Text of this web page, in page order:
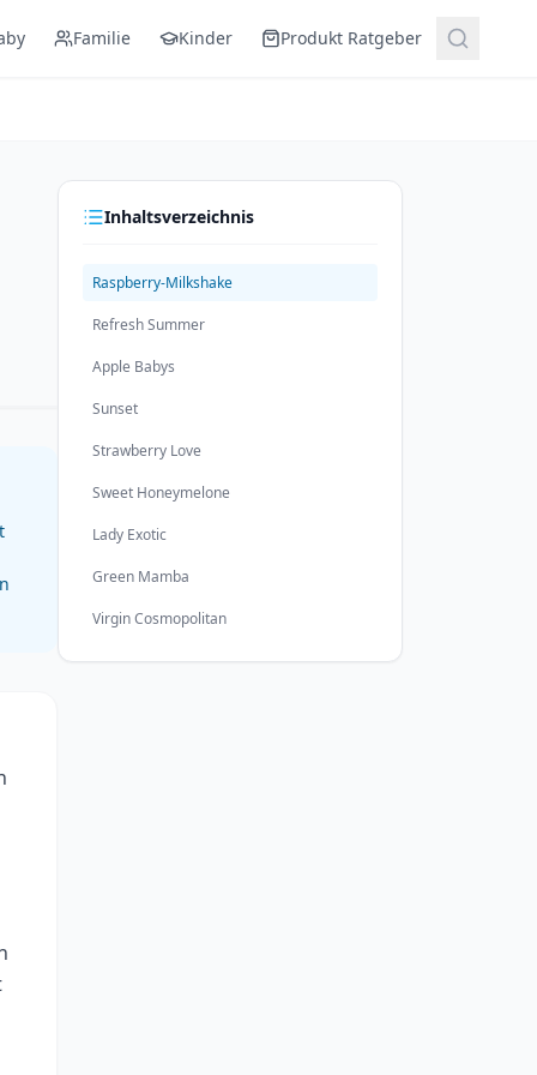
Familie Kinder Produkt Ratgeber
Inhaltsverzeichnis
Raspberry-Milkshake
Refresh Summer
Apple Babys
Sunset
Strawberry Love
Sweet Honeymelone
Lady Exotic
Green Mamba
Virgin Cosmopolitan